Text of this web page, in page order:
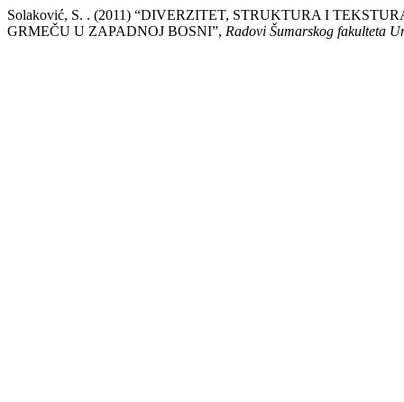
Solaković, S. . (2011) “DIVERZITET, STRUKTURA I
GRMEČU U ZAPADNOJ BOSNI”, Radovi Šumarskog fakulteta